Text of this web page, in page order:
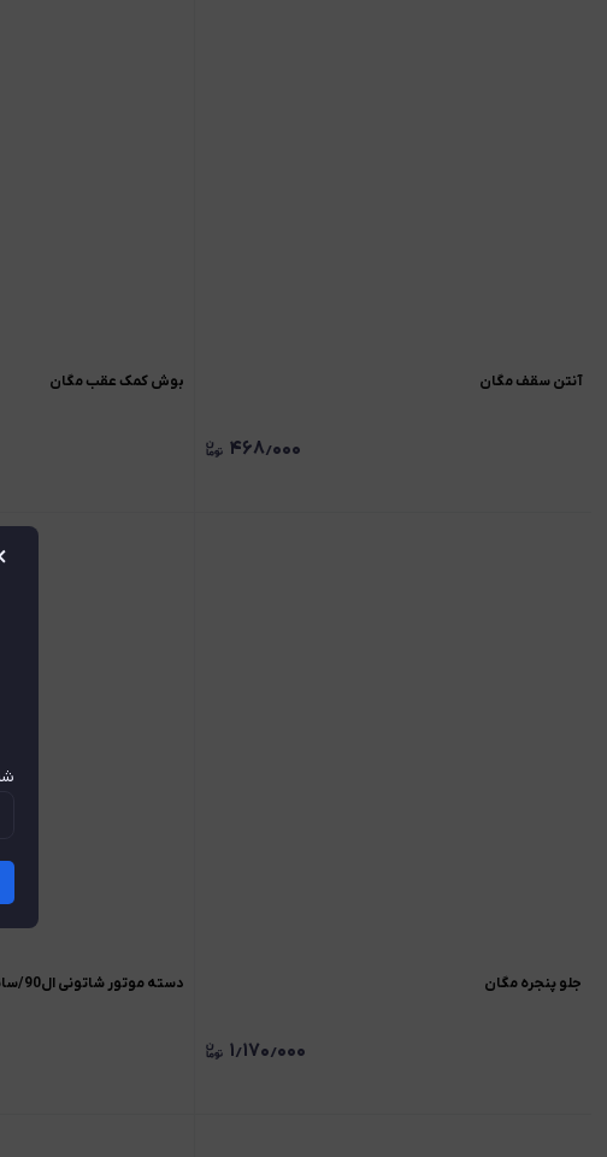
آنتن سقف مگان
۴۶۸٫۰۰۰
بوش کمک عقب مگان
جلو پنجره مگان
۱٫۱۷۰٫۰۰۰
دسته موتور شاتونی ال90/ساندرو/مگان 1600